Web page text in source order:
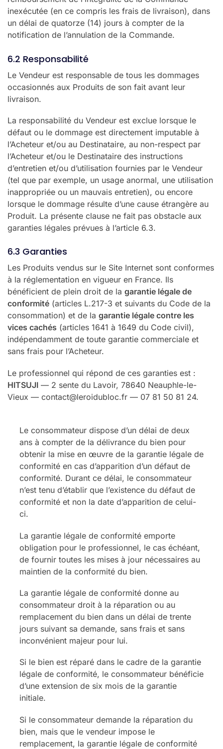
inexécutée (en ce compris les frais de livraison), dans
un délai de quatorze (14) jours à compter de la
notification de l’annulation de la Commande.
6.2 Responsabilité
Le Vendeur est responsable de tous les dommages
occasionnés aux Produits de son fait avant leur
livraison.
La responsabilité du Vendeur est exclue lorsque le
défaut ou le dommage est directement imputable à
l’Acheteur et/ou au Destinataire, au non-respect par
l’Acheteur et/ou le Destinataire des instructions
d’entretien et/ou d’utilisation fournies par le Vendeur
(tel que par exemple, un usage anormal, une utilisation
inappropriée ou un mauvais entretien), ou encore
lorsque le dommage résulte d’une cause étrangère au
Produit. La présente clause ne fait pas obstacle aux
garanties légales prévues à l’article 6.3.
6.3 Garanties
Les Produits vendus sur le Site Internet sont conformes
à la réglementation en vigueur en France. Ils
bénéficient de plein droit de la garantie légale de
conformité (articles L.217-3 et suivants du Code de la
consommation) et de la garantie légale contre les
vices cachés (articles 1641 à 1649 du Code civil),
indépendamment de toute garantie commerciale et
sans frais pour l’Acheteur.
Le professionnel qui répond de ces garanties est :
HITSUJI — 2 sente du Lavoir, 78640 Neauphle-le-
Vieux — contact@leroidubloc.fr — 07 81 50 81 24.
Le consommateur dispose d’un délai de deux
ans à compter de la délivrance du bien pour
obtenir la mise en œuvre de la garantie légale de
conformité en cas d’apparition d’un défaut de
conformité. Durant ce délai, le consommateur
n’est tenu d’établir que l’existence du défaut de
conformité et non la date d’apparition de celui-
ci.
La garantie légale de conformité emporte
obligation pour le professionnel, le cas échéant,
de fournir toutes les mises à jour nécessaires au
maintien de la conformité du bien.
La garantie légale de conformité donne au
consommateur droit à la réparation ou au
remplacement du bien dans un délai de trente
jours suivant sa demande, sans frais et sans
inconvénient majeur pour lui.
Si le bien est réparé dans le cadre de la garantie
légale de conformité, le consommateur bénéficie
d’une extension de six mois de la garantie
initiale.
Si le consommateur demande la réparation du
bien, mais que le vendeur impose le
remplacement, la garantie légale de conformité